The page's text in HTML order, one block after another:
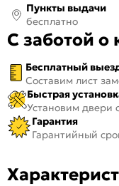
Пункты выдачи
бесплатно
С заботой о
Бесплатный
Составим лист
Быстрая
Установим двери
Гарантия
Гарантийный